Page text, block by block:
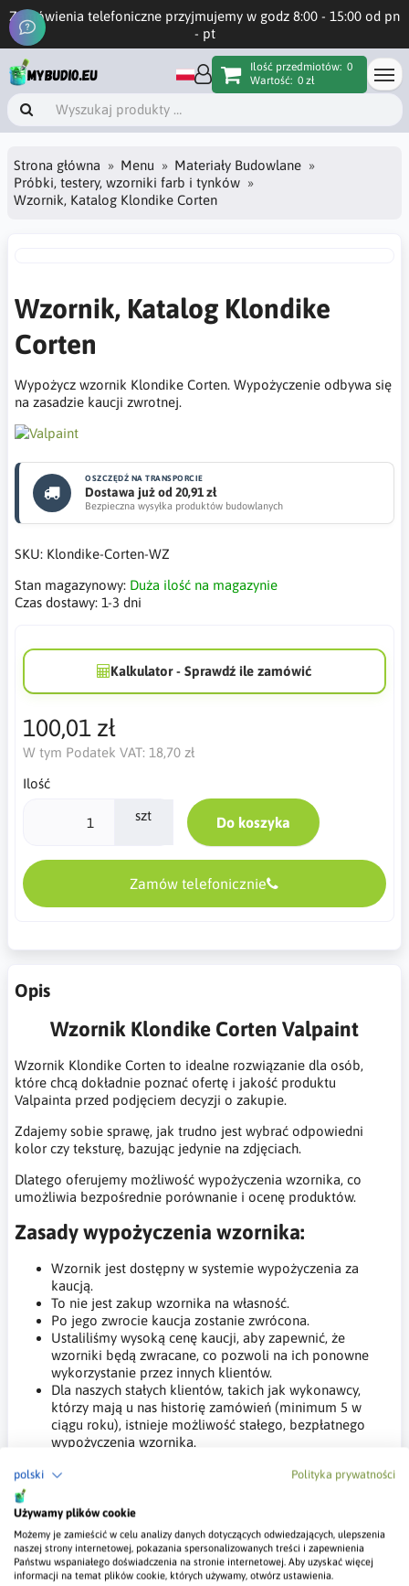
polski Polityka prywatności
Używamy plików cookie
Możemy je zamieścić w celu analizy danych dotyczących odwiedzających, ulepszenia
naszej strony internetowej, pokazania spersonalizowanych treści i zapewnienia
Państwu wspaniałego doświadczenia na stronie internetowej. Aby uzyskać więcej
informacji na temat plików cookie, których używamy, otwórz ustawienia.
Zamówienia telefoniczne przyjmujemy w godz 8:00 - 15:00 od pn
- pt
Ilość przedmiotów: 0
Wartość: 0 zł
Strona główna Menu
Materiały Budowlane
Próbki, testery, wzorniki farb i tynków
Wzornik, Katalog Klondike Corten
Wzornik, Katalog Klondike
Corten
Wypożycz wzornik Klondike Corten. Wypożyczenie odbywa się
na zasadzie kaucji zwrotnej.
OSZCZĘDŹ NA TRANSPORCIE
Dostawa już od 20,91 zł
Bezpieczna wysyłka produktów budowlanych
SKU: Klondike-Corten-WZ
Stan magazynowy: Duża ilość na magazynie
Czas dostawy: 1-3 dni
Kalkulator - Sprawdź ile zamówić
100,01 zł
W tym Podatek VAT: 18,70 zł
Ilość
szt Do koszyka
Zamów telefonicznie
Opis
Wzornik Klondike Corten Valpaint
Wzornik Klondike Corten to idealne rozwiązanie dla osób,
które chcą dokładnie poznać ofertę i jakość produktu
Valpainta przed podjęciem decyzji o zakupie.
Zdajemy sobie sprawę, jak trudno jest wybrać odpowiedni
kolor czy teksturę, bazując jedynie na zdjęciach.
Dlatego oferujemy możliwość wypożyczenia wzornika, co
umożliwia bezpośrednie porównanie i ocenę produktów.
Zasady wypożyczenia wzornika:
Wzornik jest dostępny w systemie wypożyczenia za
kaucją.
To nie jest zakup wzornika na własność.
Po jego zwrocie kaucja zostanie zwrócona.
Ustaliliśmy wysoką cenę kaucji, aby zapewnić, że
wzorniki będą zwracane, co pozwoli na ich ponowne
wykorzystanie przez innych klientów.
Dla naszych stałych klientów, takich jak wykonawcy,
którzy mają u nas historię zamówień (minimum 5 w
ciągu roku), istnieje możliwość stałego, bezpłatnego
wypożyczenia wzornika.
Zasady zwrotu kaucji:
Zwracamy koszty wzornika, nie obejmując kosztów
dostawy.
Wzornik należy zwrócić w ciągu 30 dni od daty zakupu.
Zwrot środków nastąpi w ciągu 5 dni od otrzymania
zwróconego wzornika.